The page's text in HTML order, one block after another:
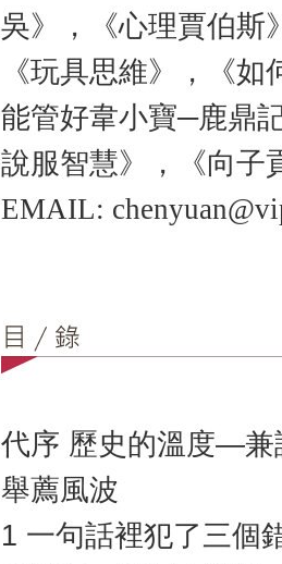
吳》，《心理賈伯斯
《玩具思維》，《
能管好韋小寶─鹿鼎
說服智慧》，《向子
EMAIL:
代序 歷史的溫度—兼
舉薦風波
1 一句話裡犯了三個